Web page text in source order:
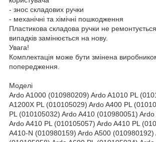
- знос складових ручки
- механічні та хімічні пошкодження
Пластикова складова ручки не
випадків замінюється на нову.
Увага!
Комплектація може бути змінена
попередження.
Моделі
Ardo A1000 (010980209) Ardo A1010 PL
A1200X PL (010105029) Ardo A400 PL
PL (010105032) Ardo A410 (010980051)
Ardo A410 PL (010105057) Ardo A410 PL
A410-N (010980159) Ardo A500 (010980192)